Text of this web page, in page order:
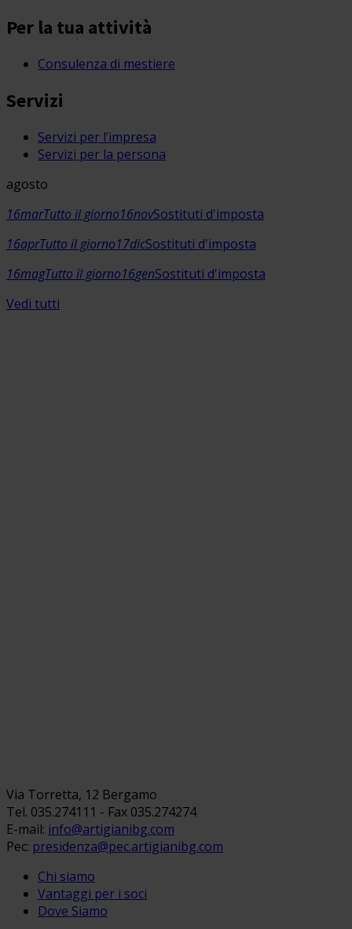
Per la tua attività
Consulenza di mestiere
Servizi
Servizi per l’impresa
Servizi per la persona
agosto
16marTutto il giorno16novSostituti d'imposta
16aprTutto il giorno17dicSostituti d'imposta
16magTutto il giorno16genSostituti d'imposta
Vedi tutti
Via Torretta, 12 Bergamo
Tel. 035.274111 - Fax 035.274274
E-mail: info@artigianibg.com
Pec: presidenza@pec.artigianibg.com
Chi siamo
Vantaggi per i soci
Dove Siamo